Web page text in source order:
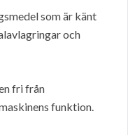
som är känt
och
fri från
funktion.